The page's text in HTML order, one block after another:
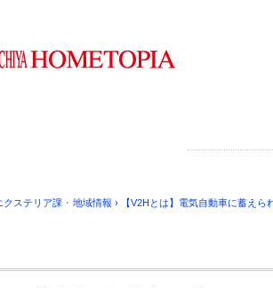
クステリア課 ･ 地域情報 › 【V2Hとは】電気自動車に蓄え